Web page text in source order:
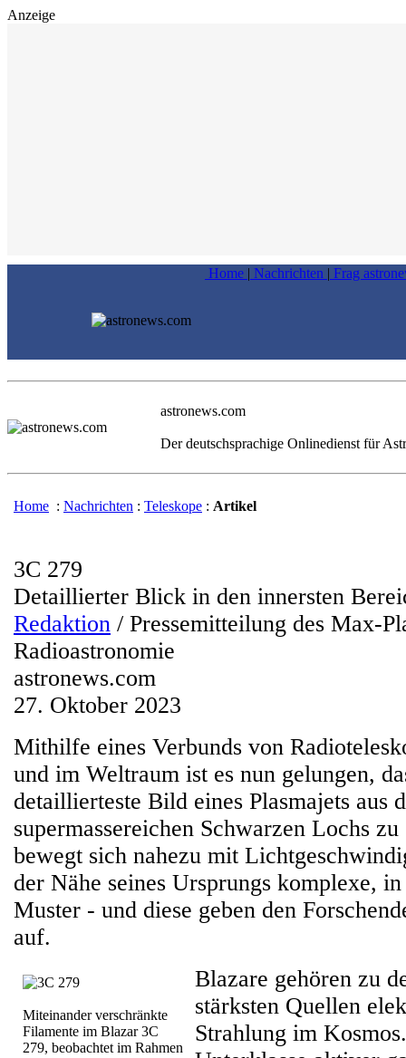
Anzeige
Home | Nachrichten | Frag
astronews.com
Der deutschsprachige Onlinedienst für
Home : Nachrichten : Teleskope : Artikel
3C 279
Detaillierter Blick in den innersten
Redaktion / Pressemitteilung des Max-
Radioastronomie
astronews.com
27. Oktober 2023
Mithilfe eines Verbunds von
und im Weltraum ist es nun gelungen,
detaillierteste Bild eines Plasmajets aus
supermassereichen Schwarzen Lochs
bewegt sich nahezu mit
der Nähe seines Ursprungs komplexe,
Muster - und diese geben den
auf.
Miteinander verschränkte
Filamente im Blazar 3C
279, beobachtet im Rahmen
Blazare gehören zu
stärksten Quellen
Strahlung im